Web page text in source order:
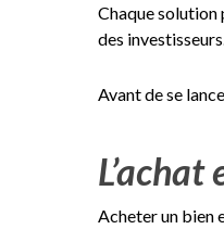
Chaque solution
des investisseurs.
Avant de se
Acheter un bien